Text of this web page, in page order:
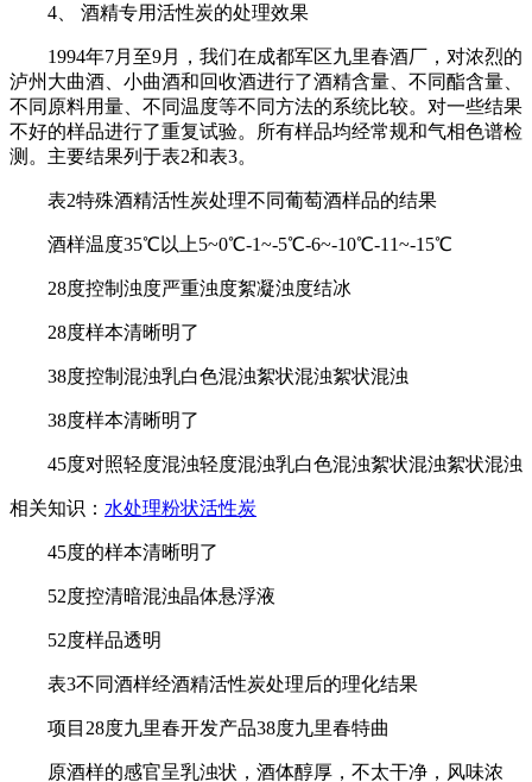
4、 酒精专用活性炭的处理效果
1994年7月至9月，我们在成都军区九里春酒厂，对浓烈的
泸州大曲酒、小曲酒和回收酒进行了酒精含量、不同酯含量、
不同原料用量、不同温度等不同方法的系统比较。对一些结果
不好的样品进行了重复试验。所有样品均经常规和气相色谱检
测。主要结果列于表2和表3。
表2特殊酒精活性炭处理不同葡萄酒样品的结果
酒样温度35℃以上5~0℃-1~-5℃-6~-10℃-11~-15℃
28度控制浊度严重浊度絮凝浊度结冰
28度样本清晰明了
38度控制混浊乳白色混浊絮状混浊絮状混浊
38度样本清晰明了
45度对照轻度混浊轻度混浊乳白色混浊絮状混浊絮状混浊
相关知识： 水处理粉状活性炭
45度的样本清晰明了
52度控清暗混浊晶体悬浮液
52度样品透明
表3不同酒样经酒精活性炭处理后的理化结果
项目28度九里春开发产品38度九里春特曲
原酒样的感官呈乳浊状，酒体醇厚，不太干净，风味浓